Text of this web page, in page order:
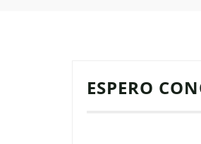
ESPERO